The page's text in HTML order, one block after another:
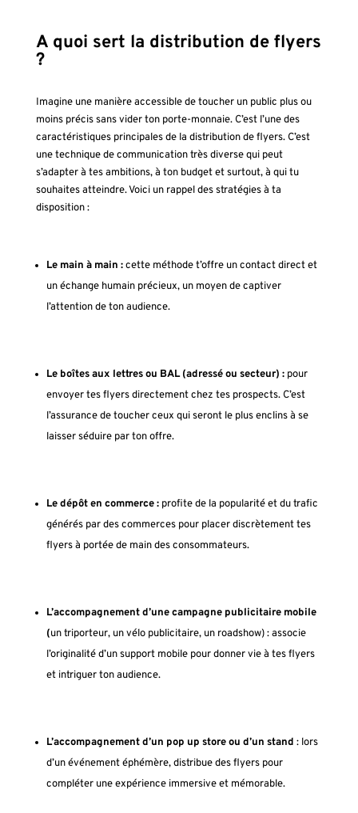
A quoi sert la distribution de flyers
?
Imagine une manière accessible de toucher un public plus ou
moins précis sans vider ton porte-monnaie. C’est l’une des
caractéristiques principales de la distribution de flyers. C’est
une technique de communication très diverse qui peut
s’adapter à tes ambitions, à ton budget et surtout, à qui tu
souhaites atteindre. Voici un rappel des stratégies à ta
disposition :
Le main à main :cette méthode t’offre un contact direct et
un échange humain précieux, un moyen de captiver
l’attention de ton audience.
Le boîtes aux lettres ou BAL (adressé ou secteur) : pour
envoyer tes flyers directement chez tes prospects. C’est
l’assurance de toucher ceux qui seront le plus enclins à se
laisser séduire par ton offre.
Le dépôt en commerce :profite de la popularité et du trafic
générés par des commerces pour placer discrètement tes
flyers à portée de main des consommateurs.
L’accompagnement d’une campagne publicitaire mobile
(un triporteur, un vélo publicitaire, un roadshow) : associe
l’originalité d’un support mobile pour donner vie à tes flyers
et intriguer ton audience.
L’accompagnement d’un pop up store ou d’un stand : lors
d’un événement éphémère, distribue des flyers pour
compléter une expérience immersive et mémorable.